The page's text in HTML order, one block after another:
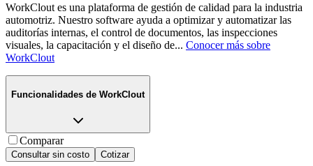
WorkClout es una plataforma de gestión de calidad para la industria
automotriz. Nuestro software ayuda a optimizar y automatizar las
auditorías internas, el control de documentos, las inspecciones
visuales, la capacitación y el diseño de... Conocer más sobre
WorkClout
Funcionalidades de WorkClout
Comparar
Consultar sin costo Cotizar